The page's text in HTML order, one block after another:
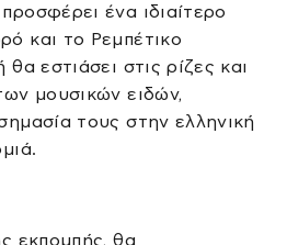
ένα ιδιαίτερο
και το Ρεμπέτικο
εστιάσει στις ρίζες και
μουσικών ειδών,
τους στην ελληνική
εκπομπής, θα